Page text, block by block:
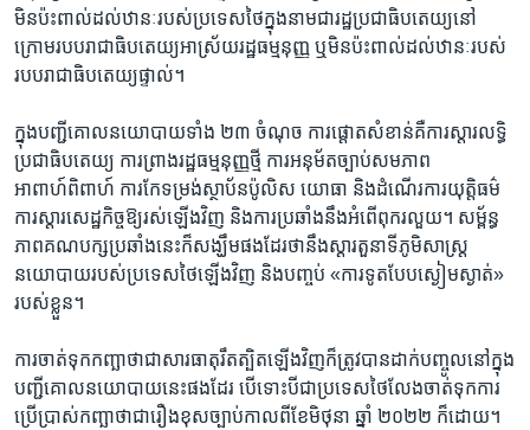
មិន​ប៉ះពាល់​ដល់​ឋានៈ​របស់​ប្រទេស​ថៃ​ក្នុង​នាម​ជា​រដ្ឋ​ប្រជាធិបតេយ្យ​នៅ​
ក្រោម​របប​រាជា​ធិបតេយ្យ​អាស្រ័យ​រដ្ឋធម្មនុញ្ញ ឬ​មិន​ប៉ះពាល់​ដល់​ឋានៈ​របស់​
របប​រាជាធិបតេយ្យ​ផ្ទាល់។
ក្នុង​បញ្ជី​គោល​នយោបាយ​ទាំង ២៣ ចំណុច ការ​ផ្តោត​សំខាន់​គឺ​ការ​ស្តារ​លទ្ធិ​
ប្រជាធិបតេយ្យ ការ​ព្រាង​រដ្ឋធម្មនុញ្ញ​ថ្មី ការ​អនុម័ត​ច្បាប់​សមភាព​
អាពាហ៍ពិពាហ៍ ការ​កែ​ទម្រង់​ស្ថាប័ន​ប៉ូលិស យោធា និង​ដំណើរការ​យុត្តិធម៌
ការ​ស្តារ​សេដ្ឋកិច្ច​ឱ្យ​រស់​ឡើង​វិញ និង​ការ​ប្រឆាំង​នឹង​អំពើ​ពុករលួយ។ សម្ព័ន្ធ
ភាព​គណបក្ស​ប្រឆាំង​នេះ​ក៏​សង្ឃឹម​ផង​ដែរ​ថា​នឹង​ស្ដារ​តួនាទី​ភូមិសាស្ត្រ​
នយោបាយ​របស់​ប្រទេស​ថៃ​ឡើង​វិញ និង​បញ្ចប់ «ការទូត​បែប​ស្ងៀមស្ងាត់»
របស់​ខ្លួន។
ការ​ចាត់ទុក​កញ្ឆា​ថា​ជា​សារធាតុ​រឹតត្បិត​ឡើង​វិញ​ក៏​ត្រូវ​បាន​ដាក់​បញ្ចូល​នៅ​ក្នុង​
បញ្ជី​គោល​នយោបាយ​នេះ​ផង​ដែរ បើ​ទោះបីជា​ប្រទេស​ថៃ​លែង​ចាត់ទុក​ការ​
ប្រើប្រាស់​កញ្ឆា​ថា​ជា​រឿង​ខុស​ច្បាប់​កាលពី​ខែ​មិថុនា ឆ្នាំ ២០២២ ក៏ដោយ។